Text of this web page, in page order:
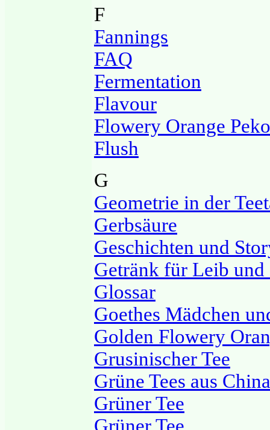
F
Fannings
FAQ
Fermentation
Flavour
Flowery Orange
Flush
G
Geometrie in der
Gerbsäure
Geschichten und
Getränk für Leib und
Glossar
Goethes Mädchen
Golden Flowery
Grusinischer Tee
Grüne Tees aus
Grüner Tee